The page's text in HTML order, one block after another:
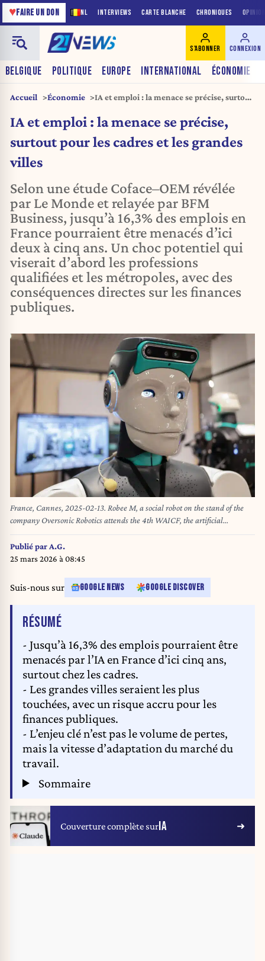
NL INTERVIEWS CARTE BLANCHE CHRONIQUES
♥FAIRE UN DON
BELGIQUE POLITIQUE EUROPE INTERNATIONAL ÉCONOMIE
S'ABONNER CONNEXION
Accueil Économie
IA et emploi : la menace se précise, surtout
IA et emploi : la menace se précise,
surtout pour les cadres et les grandes
villes
Selon une étude Coface–OEM révélée
par Le Monde et relayée par BFM
Business, jusqu’à 16,3% des emplois en
France pourraient être menacés d’ici
deux à cinq ans. Un choc potentiel qui
viserait d’abord les professions
qualifiées et les métropoles, avec des
conséquences directes sur les finances
publiques.
France, Cannes, 2025-02-13. Robee M, a social robot on the stand of the
company Oversonic Robotics attends the 4th WAICF, the artificial
intelligence festival in Cannes. Photography by Eric Dervaux / Hans Lucas.
France, Cannes, 2025-02-13. Robee M, un robot social sur le stand de la
societe Oversonic Robotics assiste au 4e WAICF, le festival de l intelligence
Eric Dervaux / Hans Lucas / Hans Lucas via AFP)
Publié par A.G.
25 mars 2026 à 08:45
Suis-nous sur GOOGLE NEWS GOOGLE DISCOVER
RÉSUMÉDE L'ARTICLE
- Jusqu’à 16,3% des emplois pourraient être
menacés par l’IA en France d’ici cinq ans,
surtout chez les cadres.
- Les grandes villes seraient les plus
touchées, avec un risque accru pour les
finances publiques.
- L’enjeu clé n’est pas le volume de pertes,
mais la vitesse d’adaptation du marché du
travail.
Sommaire
Couverture complète surIA